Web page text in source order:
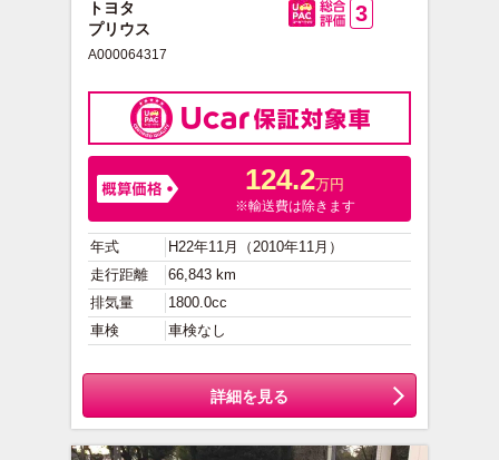
トヨタ
プリウス
A000064317
3
124.2万円
※輸送費は除きます
年式
H22年11月（2010年11月）
走行距離
66,843 km
排気量
1800.0cc
車検
車検なし
詳細を見る